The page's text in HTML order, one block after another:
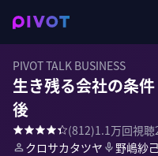
PIVOT TALK BUSINESS
生き残る会社の条
後
(812)1.1万回視聴
クロサカタツヤ
野嶋紗